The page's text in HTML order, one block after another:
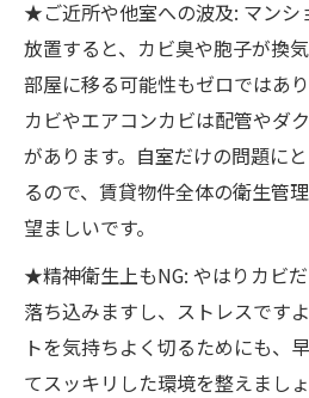
★ご近所や他室への波及: マンシ
放置すると、カビ臭や胞子が換
部屋に移る可能性もゼロではあ
カビやエアコンカビは配管やダ
があります。自室だけの問題に
るので、賃貸物件全体の衛生管
望ましいです。
★精神衛生上もNG: やはりカビ
落ち込みますし、ストレスです
トを気持ちよく切るためにも、
てスッキリした環境を整えましょ